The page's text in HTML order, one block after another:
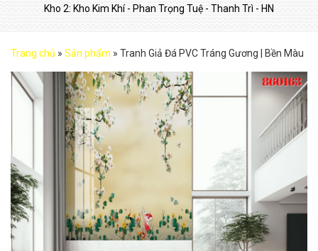
Kho 2: Kho Kim Khí - Phan Trọng Tuệ - Thanh Trì - HN
Trang chủ » Sản phẩm » Tranh Giả Đá PVC Tráng Gương | Bền Màu